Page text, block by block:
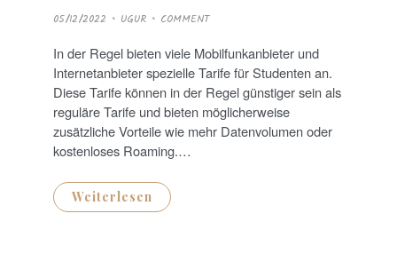
P
O
T
E
D
O
N
05/12/2022 UGUR COMMENT
In der Regel bieten viele Mobilfunkanbieter und
Internetanbieter spezielle Tarife für Studenten an.
Diese Tarife können in der Regel günstiger sein als
reguläre Tarife und bieten möglicherweise
zusätzliche Vorteile wie mehr Datenvolumen oder
kostenloses Roaming.…
Weiterlesen